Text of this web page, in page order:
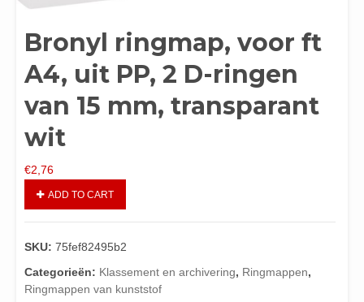
Bronyl ringmap, voor ft
A4, uit PP, 2 D-ringen
van 15 mm, transparant
wit
€2,76
ADD TO CART
SKU: 75fef82495b2
Categorieën: Klassement en archivering, Ringmappen,
Ringmappen van kunststof